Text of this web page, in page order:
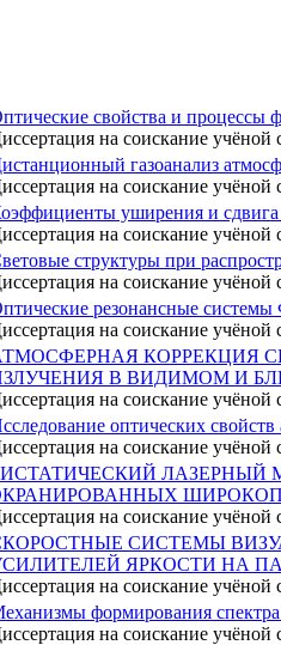
свойства и процессы
на соискание учёной
газоанализ
на соискание учёной
уширения и сдвига
на соискание учёной
структуры при
на соискание учёной
резонансные
на соискание учёной
КОРРЕКЦИЯ
В ВИДИМОМ И
на соискание учёной
оптических
на соискание учёной
ЛАЗЕРНЫЙ
на соискание учёной
СИСТЕМЫ
ЯРКОСТИ НА
на соискание учёной
формирования
на соискание учёной